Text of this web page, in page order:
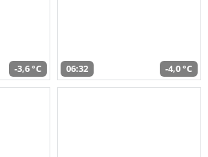
-3,6 °C 06:32 -4,0 °C